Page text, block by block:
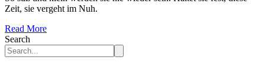
Zeit, sie vergeht im Nuh.
Read More
Search